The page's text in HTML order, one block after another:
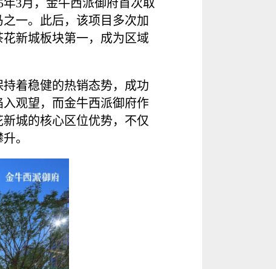
3月，金牛西派御府首次取
一。此后，该项目多次加
新城板块第一，成为区域
着稳健的热销态势，成功
观望，而金牛西派御府作
城的核心区位优势，不仅
。